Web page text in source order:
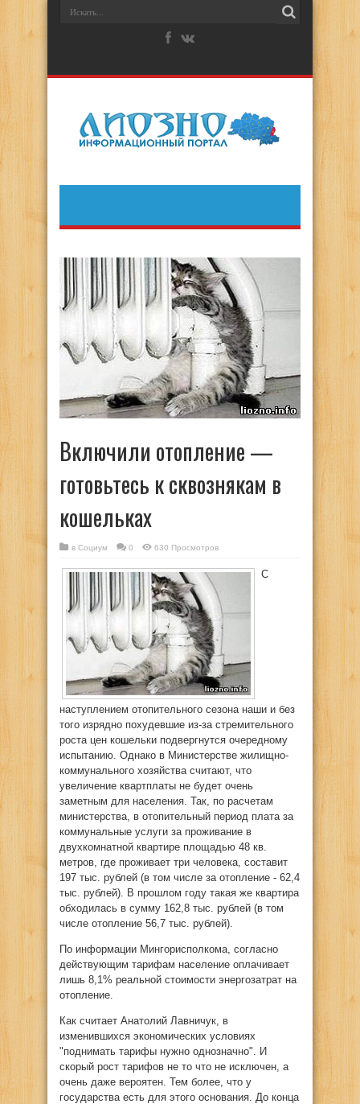
Включили отопление —
готовьтесь к сквознякам в
кошельках
в Социум 0 630 Просмотров
С
наступлением отопительного сезона наши и без
того изрядно похудевшие из-за стремительного
роста цен кошельки подвергнутся очередному
испытанию. Однако в Министерстве жилищно-
коммунального хозяйства считают, что
увеличение квартплаты не будет очень
заметным для населения. Так, по расчетам
министерства, в отопительный период плата за
коммунальные услуги за проживание в
двухкомнатной квартире площадью 48 кв.
метров, где проживает три человека, составит
197 тыс. рублей (в том числе за отопление - 62,4
тыс. рублей). В прошлом году такая же квартира
обходилась в сумму 162,8 тыс. рублей (в том
числе отопление 56,7 тыс. рублей).
По информации Мингорисполкома, согласно
действующим тарифам население оплачивает
лишь 8,1% реальной стоимости энергозатрат на
отопление.
Как считает Анатолий Лавничук, в
изменившихся экономических условиях
"поднимать тарифы нужно однозначно". И
скорый рост тарифов не то что не исключен, а
очень даже вероятен. Тем более, что у
государства есть для этого основания. До конца